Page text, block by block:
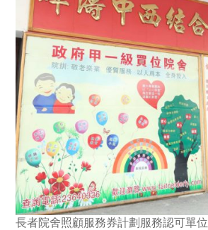
長者院舍照顧服務券計劃服務認可單位